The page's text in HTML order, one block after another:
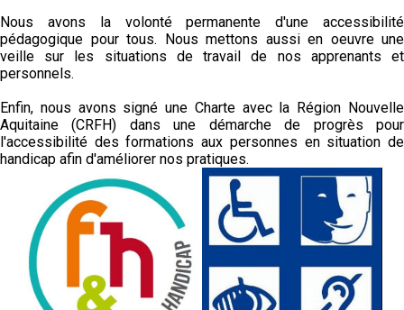
Nous avons la volonté permanente d'une accessibilité
pédagogique pour tous. Nous mettons aussi en oeuvre une
veille sur les situations de travail de nos apprenants et
personnels.
Enfin, nous avons signé une Charte avec la Région Nouvelle
Aquitaine (CRFH) dans une démarche de progrès pour
l'accessibilité des formations aux personnes en situation de
handicap afin d'améliorer nos pratiques.